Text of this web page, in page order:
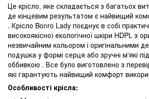
Це крісло, яке складається з багатьох
де кінцевим результатом є найвищий
. Крісло Bonro Lady поєднує в собі
високоякісної екологічної шкіри HDPL з
незвичайним кольором і оригінальними
подушка у формі серця або зручні м'які
оббивкою . Все було виготовлено з
які гарантують найвищий комфорт
Особливості крісла: